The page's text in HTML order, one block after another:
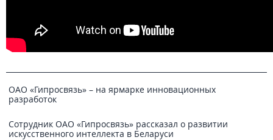
ОАО «Гипросвязь» – на ярмарке инновационных
разработок
Сотрудник ОАО «Гипросвязь» рассказал о развитии
искусственного интеллекта в Беларуси